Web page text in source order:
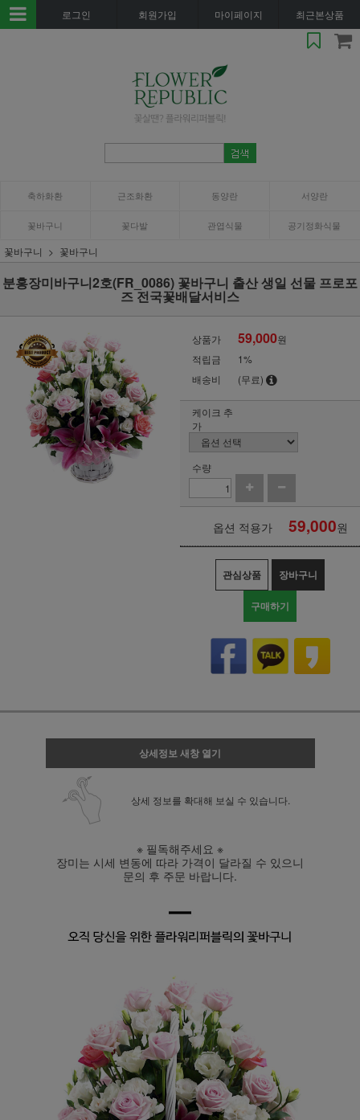
로그인 회원가입 마이페이지 최근본상품
축하화환 근조화환 동양란 서양란
꽃바구니 꽃다발 관엽식물 공기정화식물
꽃바구니 꽃바구니
분홍장미바구니2호(FR_0086) 꽃바구니 출산 생일 선물 프로포
즈 전국꽃배달서비스
상품가 59,000원
적립금
1%
배송비
(무료)
케이크 추
가
수량
옵션 적용가 59,000원
관심상품 장바구니
구매하기
상세정보 새창 열기
상세 정보를 확대해 보실 수 있습니다.
※ 필독해주세요 ※
장미는 시세 변동에 따라 가격이 달라질 수 있으니
문의 후 주문 바랍니다.